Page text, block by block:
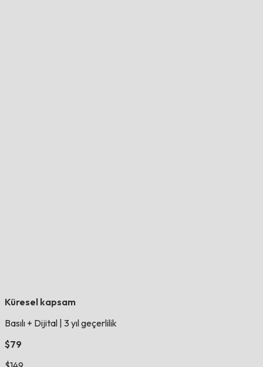
Küresel kapsam
Basılı + Dijital 3 yıl geçerlilik
$79